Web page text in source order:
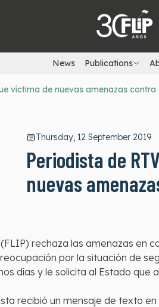
News Publications
víctima de nuevas amenazas contra
Thursday, 12 September 2019
Periodista de
nuevas
rechaza las amenazas en
por la situación de
días y le solicita al Estado que
recibió un mensaje de texto